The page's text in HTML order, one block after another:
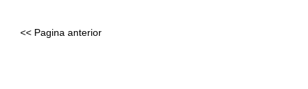
<< Pagina anterior